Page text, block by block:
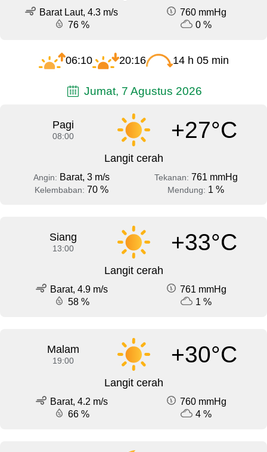
Barat Laut, 4.3 m/s
760 mmHg
76 %
0 %
06:10 20:16 14 h 05 min
Jumat, 7 Agustus 2026
Pagi
08:00 +27°C
Langit cerah
Angin: Barat, 3 m/s Tekanan: 761 mmHg
Kelembaban: 70 % Mendung: 1 %
Siang
13:00 +33°C
Langit cerah
Barat, 4.9 m/s
761 mmHg
58 %
1 %
Malam
19:00 +30°C
Langit cerah
Barat, 4.2 m/s
760 mmHg
66 %
4 %